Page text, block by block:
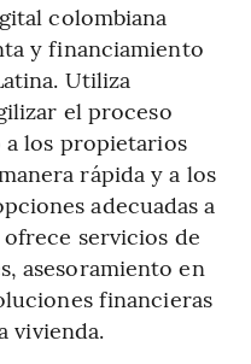
colombiana
y financiamiento
Utiliza
el proceso
los propietarios
rápida y a los
adecuadas a
ofrece servicios de
asesoramiento en
financieras
vivienda.